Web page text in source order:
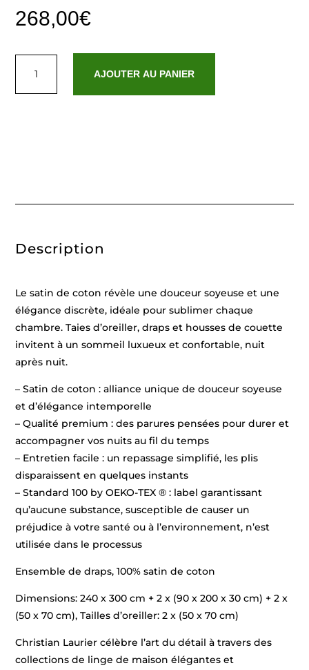
268,00€
Ensemble
foncé
300
cm
(90
x
x
30
cm)
+
(50
70
cm)
AJOUTER AU PANIER
Description
Le satin de coton révèle une douceur soyeuse et une
élégance discrète, idéale pour sublimer chaque
chambre. Taies d’oreiller, draps et housses de couette
invitent à un sommeil luxueux et confortable, nuit
après nuit.
– Satin de coton : alliance unique de douceur soyeuse
et d’élégance intemporelle
– Qualité premium : des parures pensées pour durer et
accompagner vos nuits au fil du temps
– Entretien facile : un repassage simplifié, les plis
disparaissent en quelques instants
– Standard 100 by OEKO-TEX ® : label garantissant
qu’aucune substance, susceptible de causer un
préjudice à votre santé ou à l’environnement, n’est
utilisée dans le processus
Ensemble de draps, 100% satin de coton
Dimensions: 240 x 300 cm + 2 x (90 x 200 x 30 cm) + 2 x
(50 x 70 cm), Tailles d’oreiller: 2 x (50 x 70 cm)
Christian Laurier célèbre l’art du détail à travers des
collections de linge de maison élégantes et